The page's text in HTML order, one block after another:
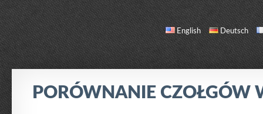
English Deutsch
PORÓWNANIE CZOŁGÓW